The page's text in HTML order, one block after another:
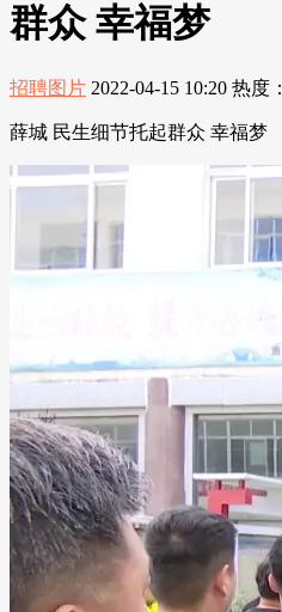
群众 幸福梦
招聘图片 2022-04-15 10:20 热度：
薛城 民生细节托起群众 幸福梦